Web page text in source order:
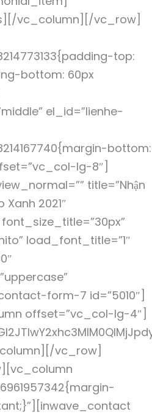
vc_column][/vc_row]
top:
bottom: 60px
el_id=”lienhe-
bottom:
lg-8″]
title=”Nhận
Xanh 2021″
load_font_title=”1″
form-7 id=”5010″]
offset=”vc_col-lg-4″]
vc_row]